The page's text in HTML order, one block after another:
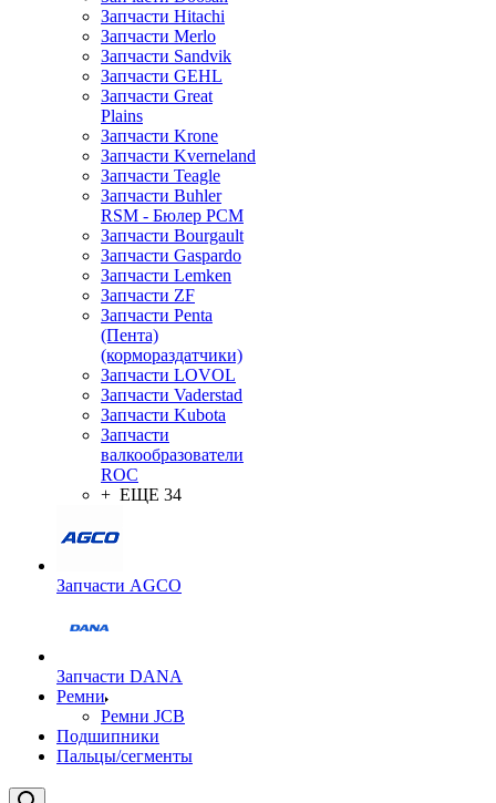
Запчасти Hitachi
Запчасти Merlo
Запчасти Sandvik
Запчасти GEHL
Запчасти Great
Plains
Запчасти Krone
Запчасти Kverneland
Запчасти Teagle
Запчасти Buhler
RSM - Бюлер РСМ
Запчасти Bourgault
Запчасти Gaspardo
Запчасти Lemken
Запчасти ZF
Запчасти Penta
(Пента)
(кормораздатчики)
Запчасти LOVOL
Запчасти Vaderstad
Запчасти Kubota
Запчасти
валкообразователи
ROC
+ ЕЩЕ 34
Запчасти AGCO
Запчасти DANA
Ремни
Ремни JCB
Подшипники
Пальцы/сегменты